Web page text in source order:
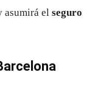
asumirá el seguro